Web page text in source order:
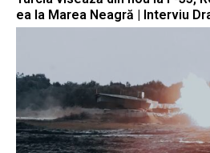
ea la Marea Neagră | Interviu